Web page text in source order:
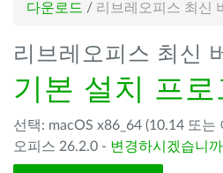
다운로드 / 리브레오피스 최신
리브레오피스 최신
기본 설치 프로
선택: macOS x86_64 (10.14 또는
오피스 26.2.0 - 변경하시겠습니